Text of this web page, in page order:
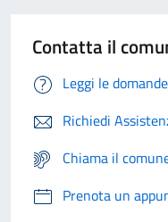
Contatta il
Leggi le
Richiedi
Chiama il
Prenota un